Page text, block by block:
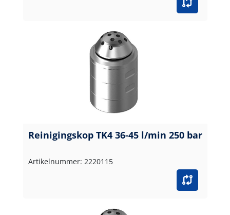
Reinigingskop TK4 36-45 l/min 250 bar
Artikelnummer: 2220115